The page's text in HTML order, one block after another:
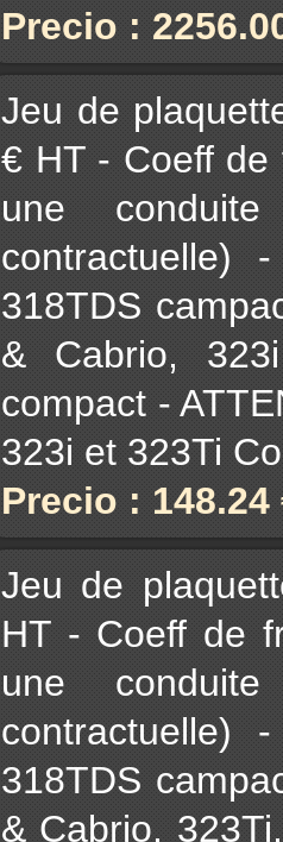
Precio :
Jeu de
€ HT - Coeff de
une
contractuelle)
318TDS
& Cabrio,
compact -
323i et 323Ti
Precio : 148.24
Jeu de
HT - Coeff de
une
contractuelle)
318TDS
& Cabrio,